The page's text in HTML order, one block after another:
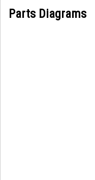
Parts Diagrams